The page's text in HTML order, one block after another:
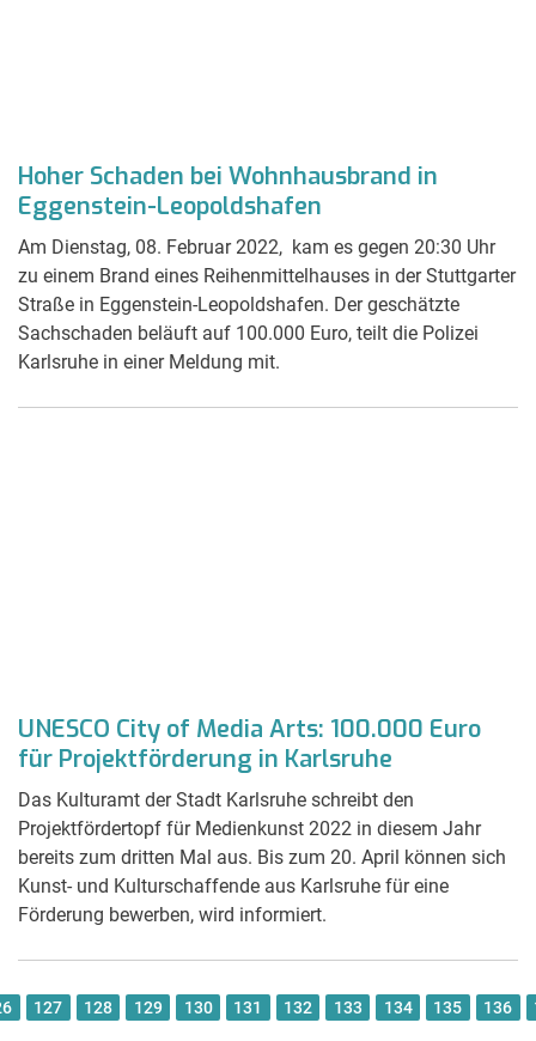
Hoher Schaden bei Wohnhausbrand in
Eggenstein-Leopoldshafen
Am Dienstag, 08. Februar 2022, kam es gegen 20:30 Uhr
zu einem Brand eines Reihenmittelhauses in der Stuttgarter
Straße in Eggenstein-Leopoldshafen. Der geschätzte
Sachschaden beläuft auf 100.000 Euro, teilt die Polizei
Karlsruhe in einer Meldung mit.
UNESCO City of Media Arts: 100.000 Euro
für Projektförderung in Karlsruhe
Das Kulturamt der Stadt Karlsruhe schreibt den
Projektfördertopf für Medienkunst 2022 in diesem Jahr
bereits zum dritten Mal aus. Bis zum 20. April können sich
Kunst- und Kulturschaffende aus Karlsruhe für eine
Förderung bewerben, wird informiert.
127 128 129 130 131 132 133 134 135 136